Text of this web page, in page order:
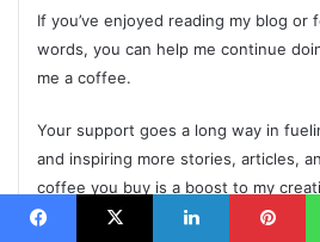
If you’ve enjoyed reading my blog or
words, you can help me continue
me a coffee.
Your support goes a long way in
and inspiring more stories, articles,
coffee you buy is a boost to my
more than words can express.